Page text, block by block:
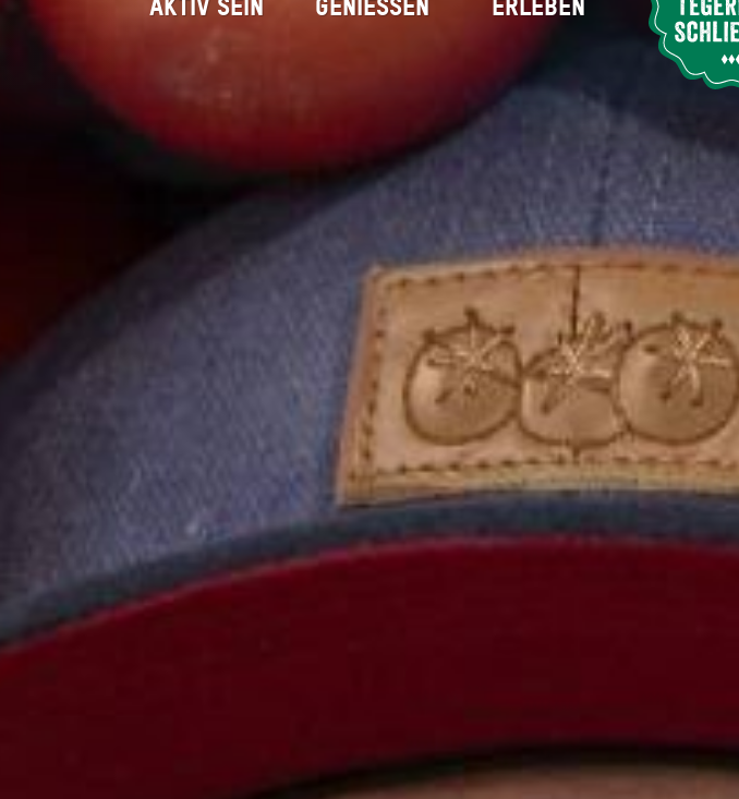
Christian Bumeder alias "Bumillo" - Meister Bumeder
AKTIV SEIN GENIESSEN ERLEBEN
Suche abschicken